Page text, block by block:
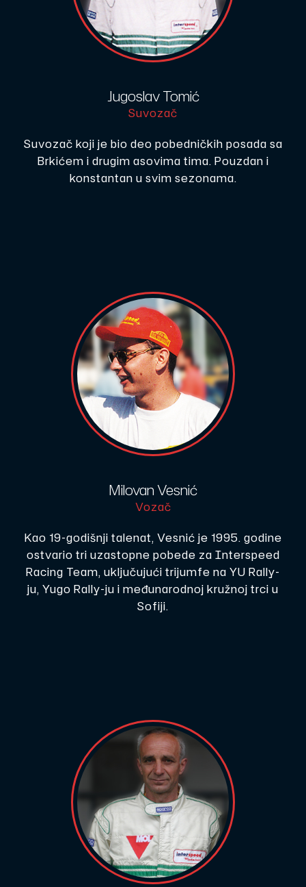
Jugoslav Tomić
Suvozač
Suvozač koji je bio deo pobedničkih posada sa
Brkićem i drugim asovima tima. Pouzdan i
konstantan u svim sezonama.
Milovan Vesnić
Vozač
Kao 19-godišnji talenat, Vesnić je 1995. godine
ostvario tri uzastopne pobede za Interspeed
Racing Team, uključujući trijumfe na YU Rally-
ju, Yugo Rally-ju i međunarodnoj kružnoj trci u
Sofiji.